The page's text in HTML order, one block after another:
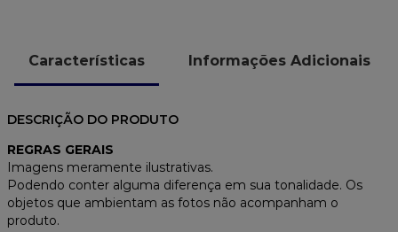
Características Informações Adicionais
DESCRIÇÃO DO PRODUTO
REGRAS GERAIS
Imagens meramente ilustrativas.
Podendo conter alguma diferença em sua tonalidade. Os
objetos que ambientam as fotos não acompanham o
produto.